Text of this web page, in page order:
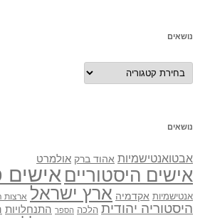
נושאים
נושאים
נושאים
אבטואנטישמיות אהוד ברק אולמרט
אישים היסטוריים אישים
אנטישמיות אקדמיה ארץ ישראל ארצות
היסטוריה יהודית הלכה הספר התנחלויות